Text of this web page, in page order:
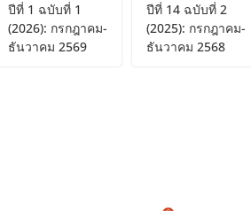
ปีที่ 1 ฉบับที่ 1
(2026): กรกฎาคม-
ธันวาคม 2569
ปีที่ 14 ฉบับที่ 2
(2025): กรกฎาคม-
ธันวาคม 2568